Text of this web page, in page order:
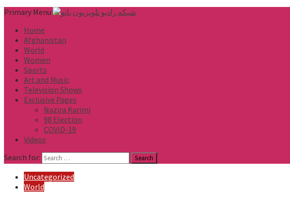
Primary Menu
Home
Afghanistan
World
Women
Sports
Art and Music
Television Shows
Exclusive Pages
Nazira Karimi
98 Election
COVID-19
Videos
Search for:
Uncategorized
World